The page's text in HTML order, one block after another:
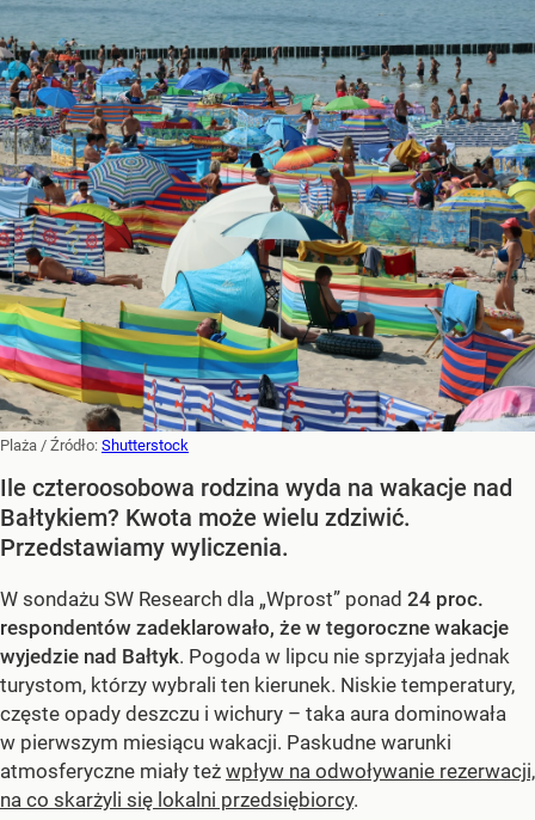
Plaża / Źródło: Shutterstock
Ile czteroosobowa rodzina wyda na wakacje nad
Bałtykiem? Kwota może wielu zdziwić.
Przedstawiamy wyliczenia.
W sondażu SW Research dla „Wprost” ponad 24 proc.
respondentów zadeklarowało, że w tegoroczne wakacje
wyjedzie nad Bałtyk. Pogoda w lipcu nie sprzyjała jednak
turystom, którzy wybrali ten kierunek. Niskie temperatury,
częste opady deszczu i wichury – taka aura dominowała
w pierwszym miesiącu wakacji. Paskudne warunki
atmosferyczne miały też wpływ na odwoływanie rezerwacji,
na co skarżyli się lokalni przedsiębiorcy.